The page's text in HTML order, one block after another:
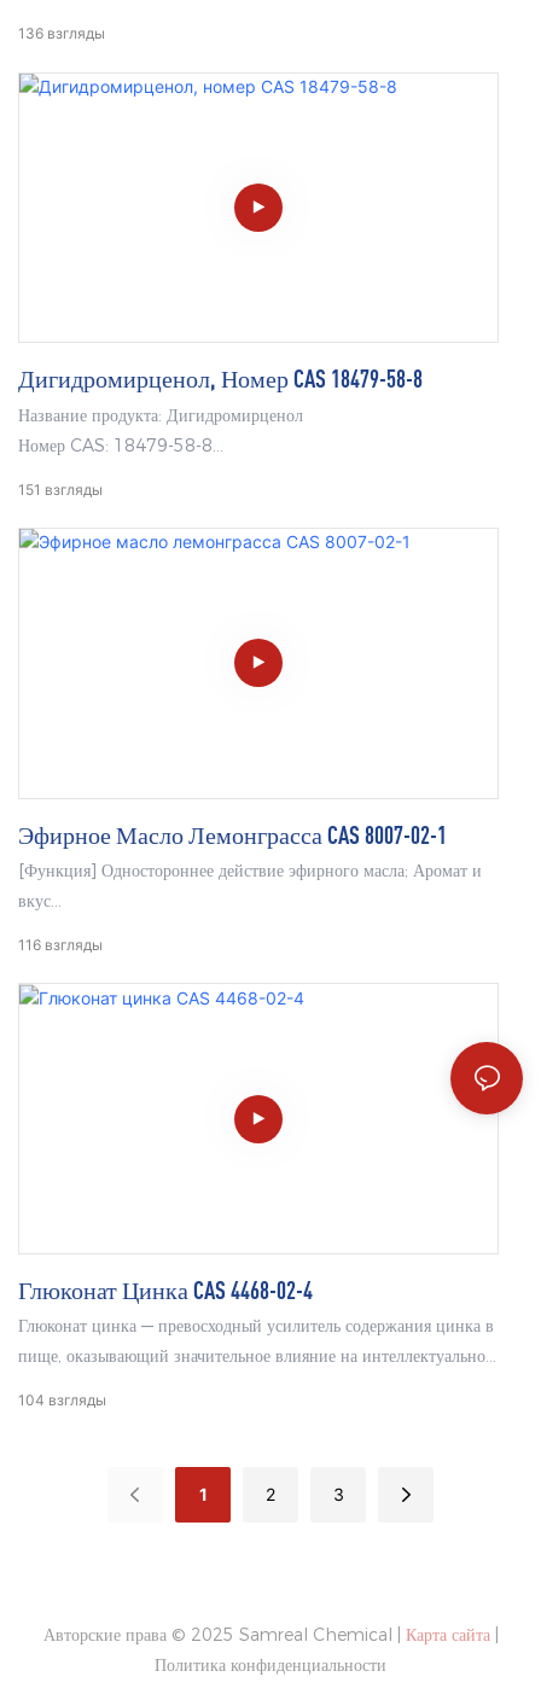
факторов мышечной усталости, снимать усталость и напряжение,
уровень холестерина, липидов и глюкозы в крови, улучшать
состояние при мышечной атрофии у людей среднего и пожилого
136 взгляды
Дигидромирценол, Номер CAS 18479-58-8
Название продукта: Дигидромирценол
Номер CAS: 18479-58-8
Номер EINECS: 242-362-4
151 взгляды
Эфирное Масло Лемонграсса CAS 8007-02-1
[Функция] Одностороннее действие эфирного масла; Аромат и
вкус
[Технологический процесс] Паровая дистилляция
116 взгляды
Глюконат Цинка CAS 4468-02-4
Глюконат цинка — превосходный усилитель содержания цинка в
пище, оказывающий значительное влияние на интеллектуальное
мг/кг; в детском питании — 195–545 мг/кг; в злаках и
104 взгляды
1 2 3
Авторские права © 2025 Samreal Chemical | Карта сайта|
Политика конфиденциальности